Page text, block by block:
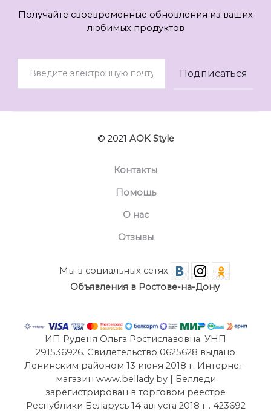
Получайте своевременные обновления из ваших
любимых продуктов
© 2021 AOK Style
Контакты
Помощь
О нас
Отзывы
Мы в социальных сетях
Объявления в Ростове-на-Дону
ИП Руденя Ольга Ростиславовна. УНП
291536926. Свидетельство 0625628 выдано
Ленинским районом 13 июня 2018 г. Интернет-
магазин www.bellady.by | Белледи
зарегистрирован в торговом реестре
Республики Беларусь 14 августа 2018 г . 423692